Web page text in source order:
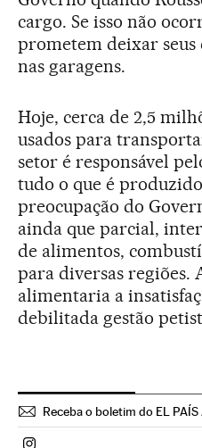
cargo. Se isso não
prometem deixar seus
nas garagens.
Hoje, cerca de 2,5
usados para
setor é responsável
tudo o que é
preocupação do
ainda que parcial,
de alimentos,
para diversas regiões.
alimentaria a
debilitada gestão
Receba o boletim do EL